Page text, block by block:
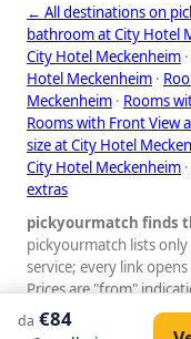
da €84
← All destinations on
bathroom at City Hotel
City Hotel Meckenheim ·
Hotel Meckenheim ·
Meckenheim · Rooms
Rooms with Front View
size at City Hotel
City Hotel Meckenheim ·
extras
pickyourmatch finds
pickyourmatch lists
service; every link
Prices are "from"
by GauVendi. ©